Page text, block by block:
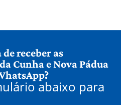
receber as
Cunha e Nova Pádua
abaixo para